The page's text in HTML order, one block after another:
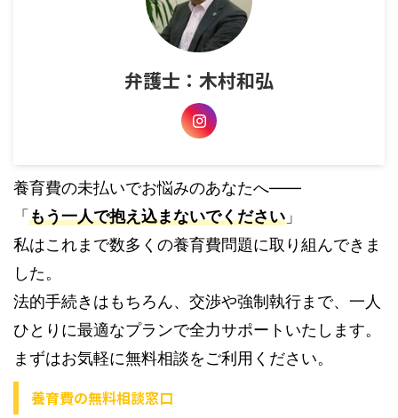
弁護士：木村和弘
養育費の未払いでお悩みのあなたへ――
「 もう一人で抱え込まないでください 」
私はこれまで数多くの養育費問題に取り組んできま
した。
法的手続きはもちろん、交渉や強制執行まで、一人
ひとりに最適なプランで全力サポートいたします。
まずはお気軽に無料相談をご利用ください。
養育費の無料相談窓口